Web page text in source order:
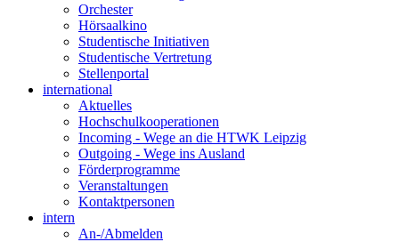
Orchester
Hörsaalkino
Studentische Initiativen
Studentische Vertretung
Stellenportal
international
Aktuelles
Hochschulkooperationen
Incoming - Wege an die HTWK Leipzig
Outgoing - Wege ins Ausland
Förderprogramme
Veranstaltungen
Kontaktpersonen
intern
An-/Abmelden